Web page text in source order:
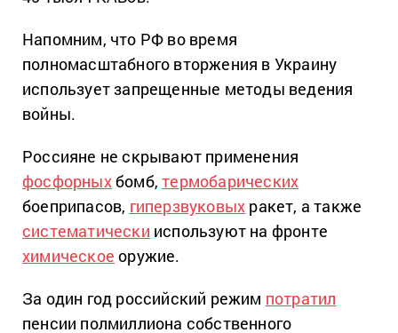
Напомним, что РФ во время
полномасштабного вторжения в Украину
использует запрещенные методы ведения
войны.
Россияне не скрывают применения
фосфорныхбомб,термобарических
боеприпасов, гиперзвуковых ракет, а также
систематически используют на фронте
химическое оружие.
За один год российский режим потратил
пенсии полмиллиона собственного